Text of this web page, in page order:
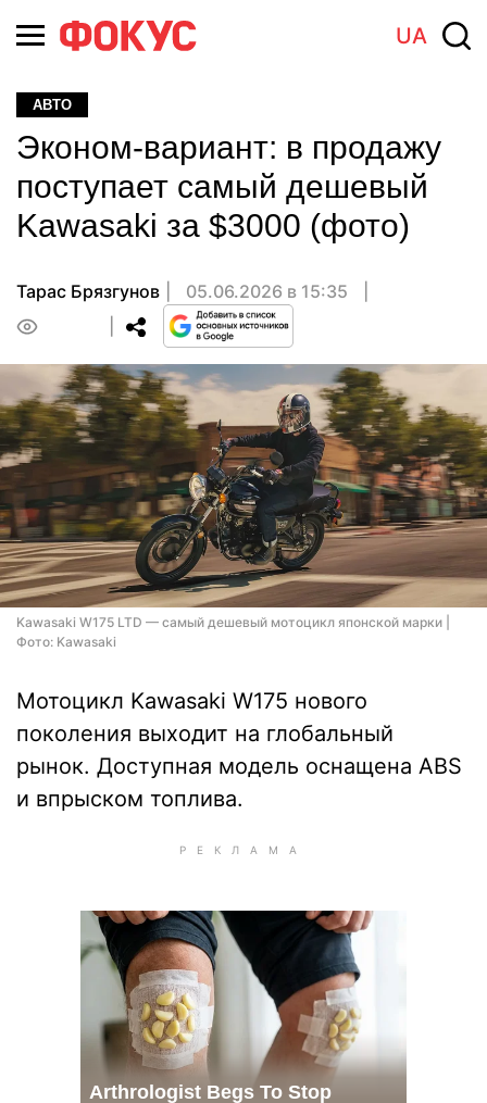
UA
АВТО
Эконом-вариант: в продажу
поступает самый дешевый
Kawasaki за $3000 (фото)
Тарас Брязгунов
05.06.2026 в 15:35
Kawasaki W175 LTD — самый дешевый мотоцикл японской марки |
Фото: Kawasaki
Мотоцикл Kawasaki W175 нового
поколения выходит на глобальный
рынок. Доступная модель оснащена ABS
и впрыском топлива.